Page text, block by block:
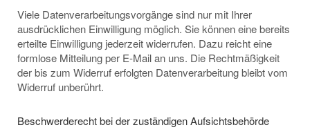
Viele Datenverarbeitungsvorgänge sind nur mit Ihrer
ausdrücklichen Einwilligung möglich. Sie können eine bereits
erteilte Einwilligung jederzeit widerrufen. Dazu reicht eine
formlose Mitteilung per E-Mail an uns. Die Rechtmäßigkeit
der bis zum Widerruf erfolgten Datenverarbeitung bleibt vom
Widerruf unberührt.
Beschwerderecht bei der zuständigen Aufsichtsbehörde